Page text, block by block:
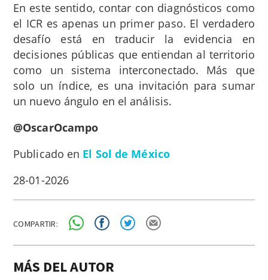
En este sentido, contar con diagnósticos como
el ICR es apenas un primer paso. El verdadero
desafío está en traducir la evidencia en
decisiones públicas que entiendan al territorio
como un sistema interconectado. Más que
solo un índice, es una invitación para sumar
un nuevo ángulo en el análisis.
@OscarOcampo
Publicado en El Sol de México
28-01-2026
COMPARTIR:
MÁS DEL AUTOR